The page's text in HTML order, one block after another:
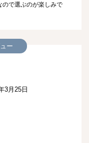
ので選ぶのが楽しみで
ー
3月25日